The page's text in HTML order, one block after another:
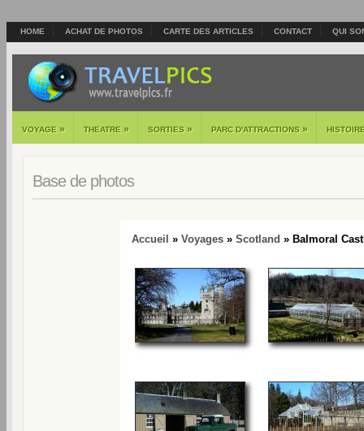
HOME ACHAT DE PHOTOS CARTE DES ARTICLES CONTACT QUI
VOYAGE » THEATRE » SORTIES » PARC D'ATTRACTIONS »
Base de photos
Accueil » Voyages» Scotland » Balmoral